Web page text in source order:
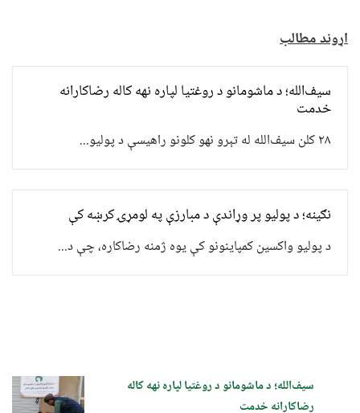
اړوند مطالب
سیف‌الله؛ د ماشومانو د روغتیا لپاره نهه کاله رضاکارانه
خدمت
۲۸ کلن سیف‌الله له تېرو نهو کلونو راهیسې د پولیو...
نګینه؛ د پولیو پر وړاندې د مبارزې په لومړۍ کرښه کې
د پولیو واکسین کمپاینونو کې یوه ژمنه رضاکاره، چې د...
سیف‌الله؛ د ماشومانو د روغتیا لپاره نهه کاله
رضاکارانه خدمت